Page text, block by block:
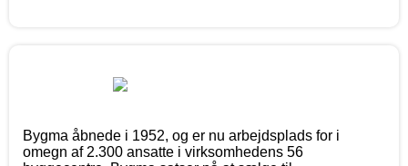
Bygma åbnede i 1952, og er nu arbejdsplads for i
omegn af 2.300 ansatte i virksomhedens 56